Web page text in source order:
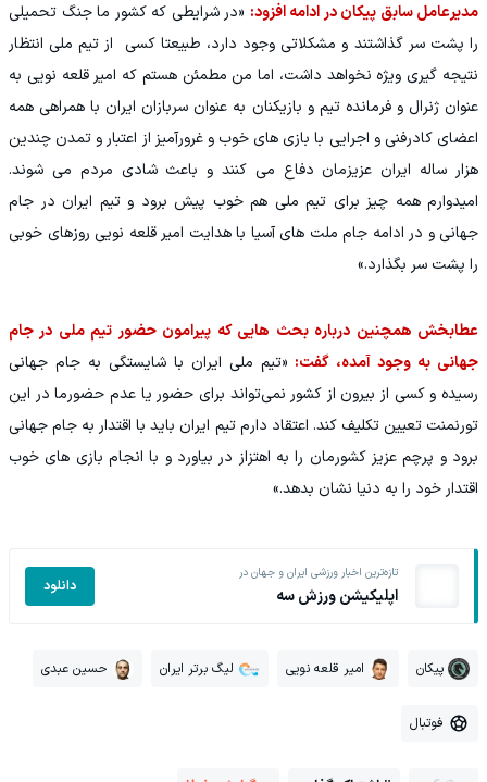
مدیرعامل سابق پیکان در ادامه افزود: «در شرایطی که کشور ما جنگ تحمیلی
را پشت سر گذاشتند و مشکلاتی وجود دارد، طبیعتا کسی از تیم ملی انتظار
نتیجه گیری ویژه نخواهد داشت، اما من مطمئن هستم که امیر قلعه نویی به
عنوان ژنرال و فرمانده تیم و بازیکنان به عنوان سربازان ایران با همراهی همه
اعضای کادرفنی و اجرایی با بازی های خوب و غرورآمیز از اعتبار و تمدن چندین
هزار ساله ایران عزیزمان دفاع می کنند و باعث شادی مردم می شوند.
امیدوارم همه چیز برای تیم ملی هم خوب پیش برود و تیم ایران در جام
جهانی و در ادامه جام ملت های آسیا با هدایت امیر قلعه نویی روزهای خوبی
را پشت سر بگذارد.»
عطابخش همچنین درباره بحث هایی که پیرامون حضور تیم ملی در جام
جهانی به وجود آمده، گفت: «تیم ملی ایران با شایستگی به جام جهانی
رسیده و کسی از بیرون از کشور نمی‌تواند برای حضور یا عدم حضورما در این
تورنمنت تعیین تکلیف کند. اعتقاد دارم تیم ایران باید با اقتدار به جام جهانی
برود و پرچم عزیز کشورمان را به اهتزاز در بیاورد و با انجام بازی های خوب
اقتدار خود را به دنیا نشان بدهد.»
تازه‌ترین اخبار ورزشی ایران و جهان در
اپلیکیشن ورزش سه دانلود
پیکان امیر قلعه نویی لیگ برتر ایران حسین عبدی
فوتبال